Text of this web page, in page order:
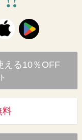
える10％OFF
料